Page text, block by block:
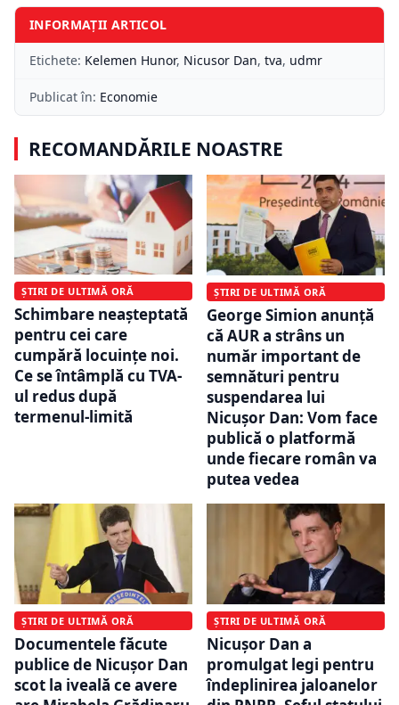
INFORMAȚII ARTICOL
Etichete: Kelemen Hunor, Nicusor Dan, tva, udmr
Publicat în: Economie
RECOMANDĂRILE NOASTRE
ȘTIRI DE ULTIMĂ ORĂ
Schimbare neașteptată
pentru cei care
cumpără locuințe noi.
Ce se întâmplă cu TVA-
ul redus după
termenul-limită
ȘTIRI DE ULTIMĂ ORĂ
George Simion anunță
că AUR a strâns un
număr important de
semnături pentru
suspendarea lui
Nicușor Dan: Vom face
publică o platformă
unde fiecare român va
putea vedea
ȘTIRI DE ULTIMĂ ORĂ
Documentele făcute
publice de Nicușor Dan
scot la iveală ce avere
ȘTIRI DE ULTIMĂ ORĂ
Nicușor Dan a
promulgat legi pentru
îndeplinirea jaloanelor